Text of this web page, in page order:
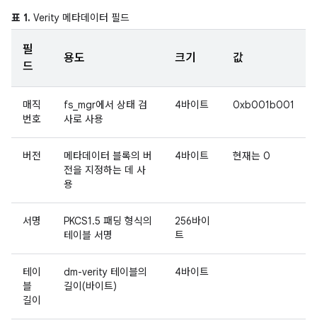
표 1. Verity 메타데이터 필드
필
드
용도 크기 값
매직
번호
fs_mgr에서 상태 검
사로 사용
4바이트 0xb001b001
버전
메타데이터 블록의 버
전을 지정하는 데 사
용
4바이트 현재는 0
서명
PKCS1.5 패딩 형식의
테이블 서명
256바이
트
테이
블
길이
dm-verity 테이블의
길이(바이트)
4바이트